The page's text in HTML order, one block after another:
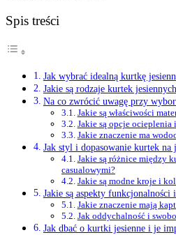
Spis treści
Jak wybrać idealną kurtkę
Jakie są rodzaje kurtek
Na co zwrócić uwagę przy
Jakie są właściwości
Jakie są opcje
Jakie znaczenie ma
Jak styl i dopasowanie kurtek na
Jakie są różnice między
casualowymi?
Jakie są modne kroje i
Jakie są aspekty
Jakie znaczenie mają
Jak oddychalność i
Jak dbać o kurtki jesienne i je